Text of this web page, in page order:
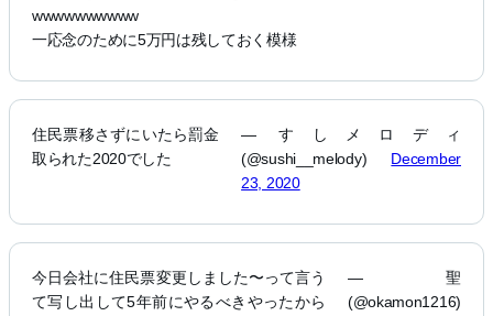
wwwwwwwwww
一応念のために5万円は残しておく模様
住民票移さずにいたら罰金
取られた2020でした
— すしメロディ
(@sushi__melody) December
23, 2020
今日会社に住民票変更しました〜って言う
て写し出して5年前にやるべきやったから
— 聖
(@okamon1216)